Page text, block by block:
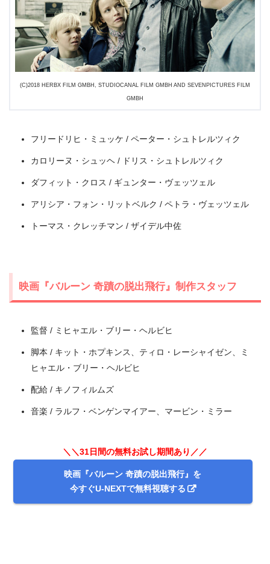
＼＼31日間無料!!お試し解約もOK／／
今すぐ無料でU-NEXTで見る
(C)2018 HERBX FILM GMBH, STUDIOCANAL FILM GMBH AND SEVENPICTURES FILM
GMBH
フリードリヒ・ミュッケ / ペーター・シュトレルツィク
カロリーヌ・シュッヘ / ドリス・シュトレルツィク
ダフィット・クロス / ギュンター・ヴェッツェル
アリシア・フォン・リットベルク / ペトラ・ヴェッツェル
トーマス・クレッチマン / ザイデル中佐
映画『バルーン 奇蹟の脱出飛行』制作スタッフ
監督 / ミヒャエル・ブリー・ヘルビヒ
脚本 / キット・ホプキンス、ティロ・レーシャイゼン、ミ
ヒャエル・ブリー・ヘルビヒ
配給 / キノフィルムズ
音楽 / ラルフ・ベンゲンマイアー、マービン・ミラー
＼＼31日間の無料お試し期間あり／／
映画『バルーン 奇蹟の脱出飛行』を
今すぐU-NEXTで無料視聴する